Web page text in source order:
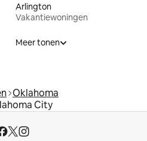
Arlington
Vakantiewoningen
Meer tonen
Oklahoma
City